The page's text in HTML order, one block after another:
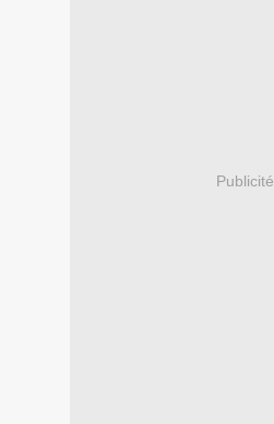
Publicité